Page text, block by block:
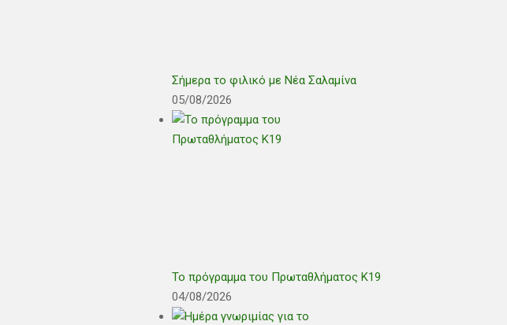
Σήμερα το φιλικό με Νέα Σαλαμίνα
05/08/2026
Το πρόγραμμα του Πρωταθλήματος Κ19
04/08/2026